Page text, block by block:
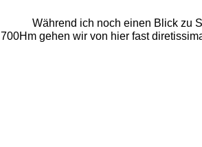
Während ich noch einen Blick zu
700Hm gehen wir von hier fast